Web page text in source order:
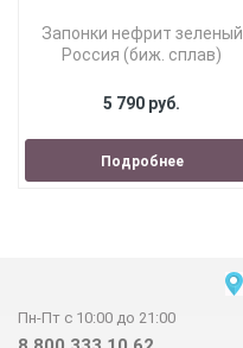
Запонки нефрит зеленый
Россия (биж. сплав)
5 790 руб.
Подробнее
Пн-Пт с 10:00 до 21:00